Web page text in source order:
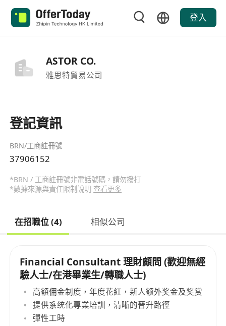
登入
ASTOR CO.
雅思特貿易公司
登記資訊
BRN/工商註冊號
37906152
*BRN / 工商註冊號非電話號碼，請勿撥打
*數據來源與責任限制說明 查看更多
在招職位 (4) 相似公司
Financial Consultant 理財顧問 (歡迎無經
驗人士/在港畢業生/轉職人士)
高額佣金制度，年度花紅，新人额外奖金及奖赏
提供系统化專業培訓，清晰的晉升路徑
彈性工時